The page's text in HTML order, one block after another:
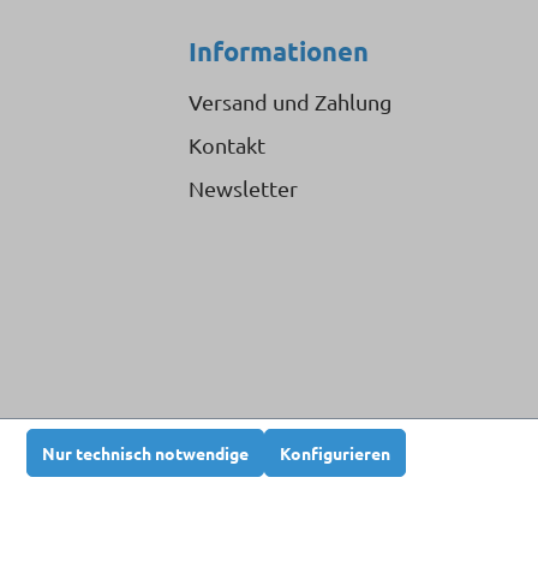
Informationen
Versand und Zahlung
Kontakt
Newsletter
nicht anders angegeben.
Nur technisch notwendige Konfigurieren